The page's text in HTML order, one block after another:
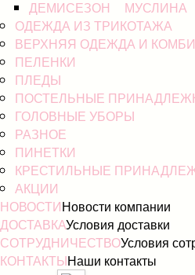
ДЕМИСЕЗОН
МУСЛИНА
ОДЕЖДА ИЗ ТРИКОТАЖА
ВЕРХНЯЯ ОДЕЖДА И
ПЕЛЕНКИ
ПЛЕДЫ
ПОСТЕЛЬНЫЕ
ГОЛОВНЫЕ УБОРЫ
РАЗНОЕ
ПИНЕТКИ
КРЕСТИЛЬНЫЕ
АКЦИИ
НОВОСТИНовости компании
ДОСТАВКАУсловия доставки
СОТРУДНИЧЕСТВОУсловия
КОНТАКТЫНаши контакты